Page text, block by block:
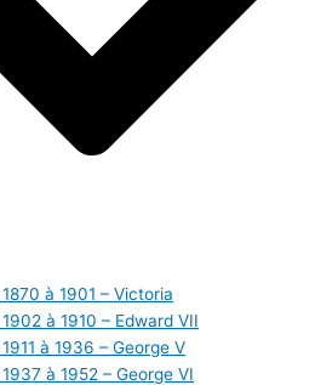
à 1901 – Victoria
à 1910 – Edward VII
à 1936 – George V
à 1952 – George VI